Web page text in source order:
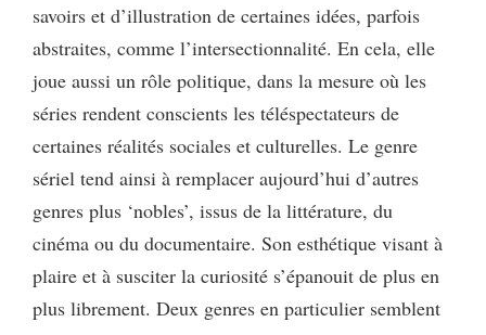
savoirs et d’illustration de certaines idées, parfois
abstraites, comme l’intersectionnalité. En cela, elle
joue aussi un rôle politique, dans la mesure où les
séries rendent conscients les téléspectateurs de
certaines réalités sociales et culturelles. Le genre
sériel tend ainsi à remplacer aujourd’hui d’autres
genres plus ‘nobles’, issus de la littérature, du
cinéma ou du documentaire. Son esthétique visant à
plaire et à susciter la curiosité s’épanouit de plus en
plus librement. Deux genres en particulier semblent